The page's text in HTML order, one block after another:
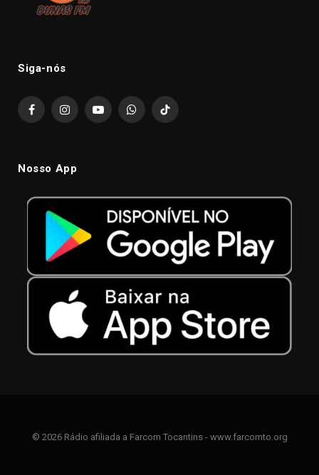
Siga-nós
FacebookInstagramYouTubeWhatsAppTikTok
Nosso App
© 2026 Rádio afiliada a Farcom Tocantins - www.farcomto.org